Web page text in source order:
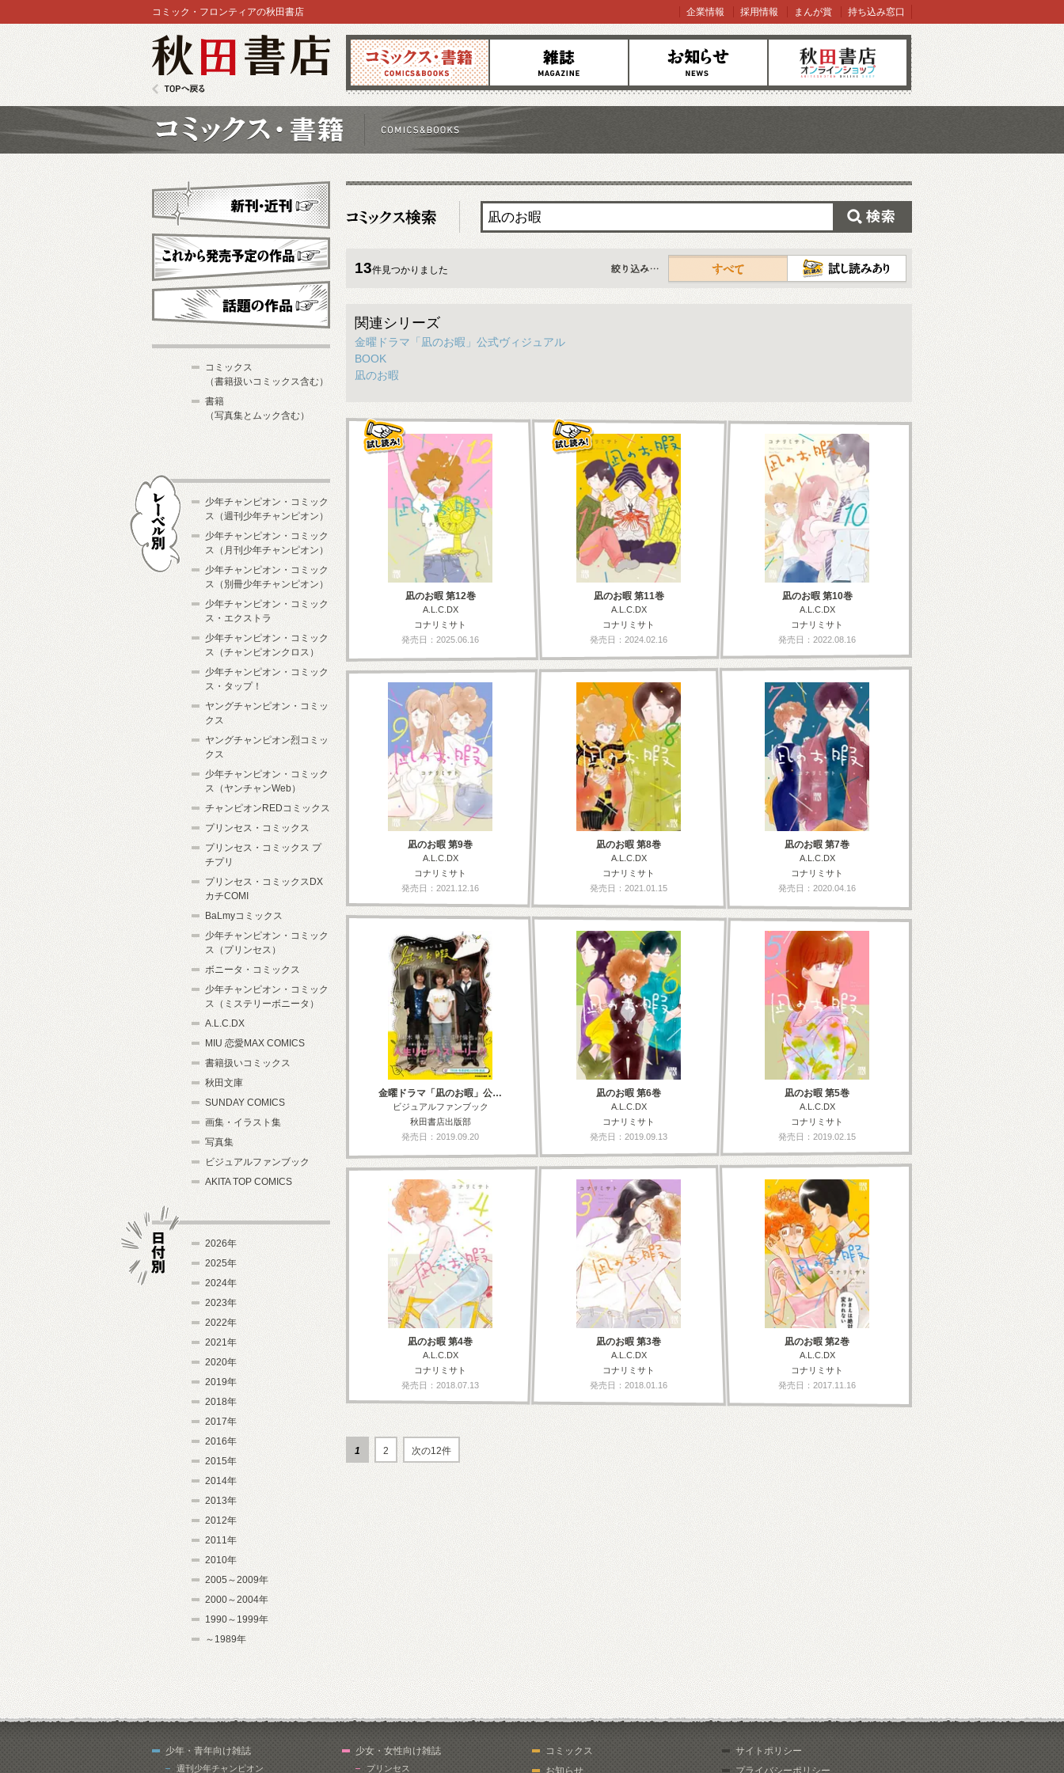
コミックス 雑誌 お知らせ オンラインショップ
コミック・フロンティアの秋田書店 企業情報 採用情報 まんが賞 持ち込み窓口
13件見つかりました
すべて
関連シリーズ
金曜ドラマ「凪のお暇」公式ヴィジュアル
BOOK
凪のお暇
凪のお暇 第12巻
A.L.C.DX
コナリミサト
発売日：2025.06.16
凪のお暇 第11巻
A.L.C.DX
コナリミサト
発売日：2024.02.16
凪のお暇 第10巻
A.L.C.DX
コナリミサト
発売日：2022.08.16
凪のお暇 第9巻
A.L.C.DX
コナリミサト
発売日：2021.12.16
凪のお暇 第8巻
A.L.C.DX
コナリミサト
発売日：2021.01.15
凪のお暇 第7巻
A.L.C.DX
コナリミサト
発売日：2020.04.16
金曜ドラマ「凪のお暇」公…
ビジュアルファンブック
秋田書店出版部
発売日：2019.09.20
凪のお暇 第6巻
A.L.C.DX
コナリミサト
発売日：2019.09.13
凪のお暇 第5巻
A.L.C.DX
コナリミサト
発売日：2019.02.15
凪のお暇 第4巻
A.L.C.DX
コナリミサト
発売日：2018.07.13
凪のお暇 第3巻
A.L.C.DX
コナリミサト
発売日：2018.01.16
凪のお暇 第2巻
A.L.C.DX
コナリミサト
発売日：2017.11.16
1 2 次の12件
新刊・近刊
これから発売予定
コミックス
（書籍扱いコミックス含む）
書籍
（写真集とムック含む）
少年チャンピオン・コミック
ス（週刊少年チャンピオン）
少年チャンピオン・コミック
ス（月刊少年チャンピオン）
少年チャンピオン・コミック
ス（別冊少年チャンピオン）
少年チャンピオン・コミック
ス・エクストラ
少年チャンピオン・コミック
ス（チャンピオンクロス）
少年チャンピオン・コミック
ス・タップ！
ヤングチャンピオン・コミッ
クス
ヤングチャンピオン烈コミッ
クス
少年チャンピオン・コミック
ス（ヤンチャンWeb）
チャンピオンREDコミックス
プリンセス・コミックス
プリンセス・コミックス プ
チプリ
プリンセス・コミックスDX
カチCOMI
BaLmyコミックス
少年チャンピオン・コミック
ス（プリンセス）
ボニータ・コミックス
少年チャンピオン・コミック
ス（ミステリーボニータ）
A.L.C.DX
MIU 恋愛MAX COMICS
書籍扱いコミックス
秋田文庫
SUNDAY COMICS
画集・イラスト集
写真集
ビジュアルファンブック
AKITA TOP COMICS
2026年
2025年
2024年
2023年
2022年
2021年
2020年
2019年
2018年
2017年
2016年
2015年
2014年
2013年
2012年
2011年
2010年
2005～2009年
2000～2004年
1990～1999年
～1989年
少年・青年向け雑誌
週刊少年チャンピオン
少女・女性向け雑誌
プリンセス
コミックス
お知らせ
サイトポリシー
プライバシーポリシー